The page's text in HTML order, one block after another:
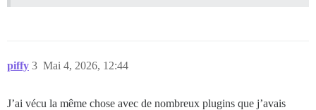
piffy Mai 4, 2026, 12:44
3
J’ai vécu la même chose avec de nombreux plugins que j’avais